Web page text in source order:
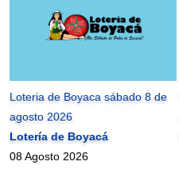
Loteria de Boyaca sábado 8 de
agosto 2026
Lotería de Boyacá
08 Agosto 2026